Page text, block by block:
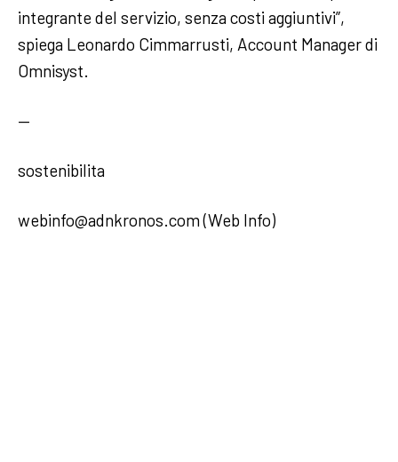
integrante del servizio, senza costi aggiuntivi”,
spiega Leonardo Cimmarrusti, Account Manager di
Omnisyst.
—
sostenibilita
webinfo@adnkronos.com (Web Info)